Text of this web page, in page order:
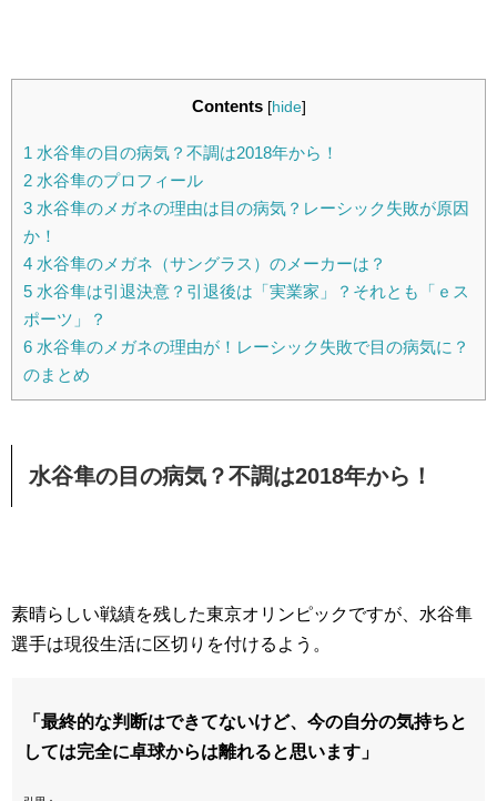
Contents [hide]
1 水谷隼の目の病気？不調は2018年から！
2 水谷隼のプロフィール
3 水谷隼のメガネの理由は目の病気？レーシック失敗が原因
か！
4 水谷隼のメガネ（サングラス）のメーカーは？
5 水谷隼は引退決意？引退後は「実業家」？それとも「ｅス
ポーツ」？
6 水谷隼のメガネの理由が！レーシック失敗で目の病気に？
のまとめ
水谷隼の目の病気？不調は2018年から！
素晴らしい戦績を残した東京オリンピックですが、水谷隼
選手は現役生活に区切りを付けるよう。
「最終的な判断はできてないけど、今の自分の気持ちと
しては完全に卓球からは離れると思います」